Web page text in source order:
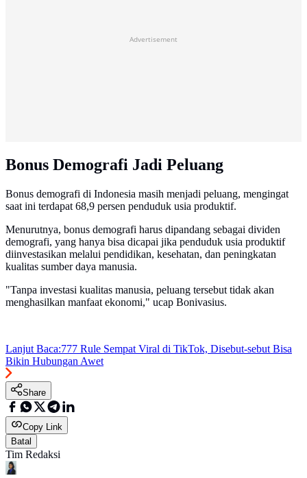
Advertisement
Bonus Demografi Jadi Peluang
Bonus demografi di Indonesia masih menjadi peluang, mengingat
saat ini terdapat 68,9 persen penduduk usia produktif.
Menurutnya, bonus demografi harus dipandang sebagai dividen
demografi, yang hanya bisa dicapai jika penduduk usia produktif
diinvestasikan melalui pendidikan, kesehatan, dan peningkatan
kualitas sumber daya manusia.
"Tanpa investasi kualitas manusia, peluang tersebut tidak akan
menghasilkan manfaat ekonomi," ucap Bonivasius.
Lanjut Baca:777 Rule Sempat Viral di TikTok, Disebut-sebut Bisa
Bikin Hubungan Awet
Share
Copy Link
Batal
Tim Redaksi